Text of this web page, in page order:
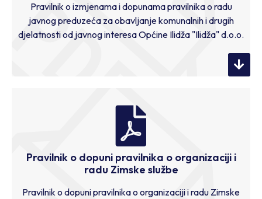
Pravilnik o izmjenama i dopunama pravilnika o radu
javnog preduzeća za obavljanje komunalnih i drugih
djelatnosti od javnog interesa Općine Ilidža "Ilidža" d.o.o.
Pravilnik o dopuni pravilnika o organizaciji i
radu Zimske službe
Pravilnik o dopuni pravilnika o organizaciji i radu Zimske